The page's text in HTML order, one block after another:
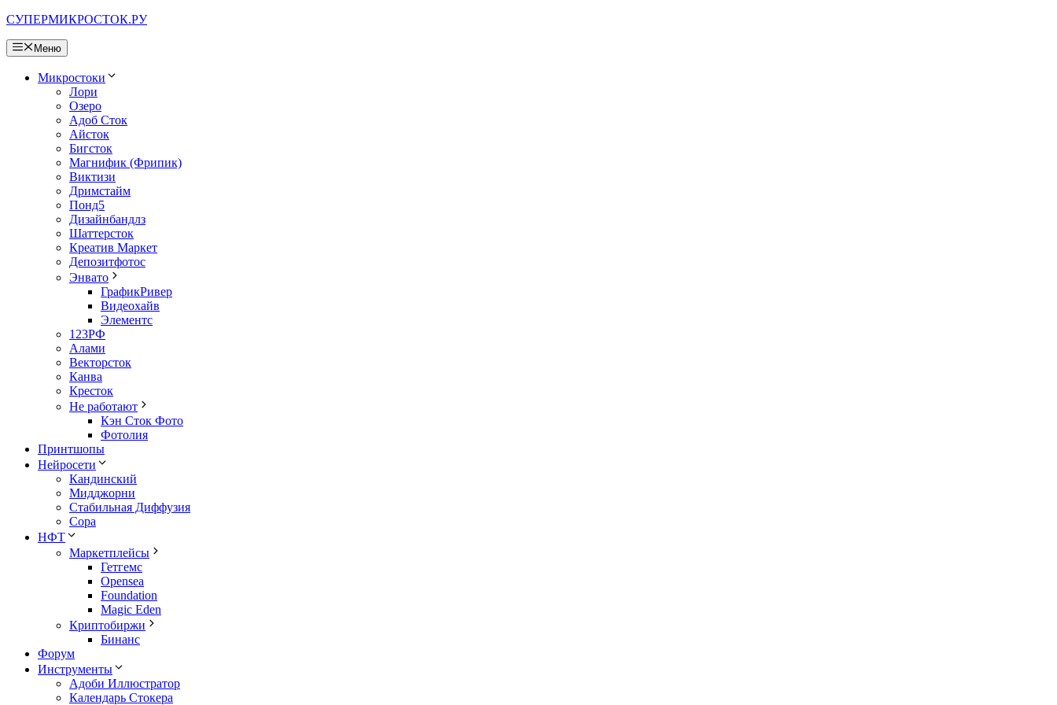
Перейти
содержимому
СУПЕРМИКРОСТОК.РУ
Меню
Микростоки
Лори
Озеро
Адоб Сток
Айсток
Бигсток
Магнифик (Фрипик)
Виктизи
Дримстайм
Понд5
Дизайнбандлз
Шаттерсток
Креатив Маркет
Депозитфотос
Энвато
ГрафикРивер
Видеохайв
Элементс
123РФ
Алами
Векторсток
Канва
Кресток
Не работают
Кэн Сток Фото
Фотолия
Принтшопы
Нейросети
Кандинский
Мидджорни
Стабильная Диффузия
Сора
НФТ
Маркетплейсы
Гетгемс
Opensea
Foundation
Magic Eden
Криптобиржи
Бинанс
Форум
Инструменты
Адоби Иллюстратор
Календарь Стокера